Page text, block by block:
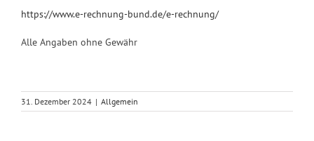
https://www.e-rechnung-bund.de/e-rechnung/
Alle Angaben ohne Gewähr
31. Dezember 2024 | Allgemein